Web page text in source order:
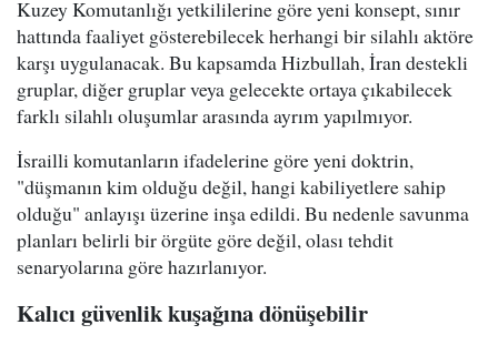
Kuzey Komutanlığı yetkililerine göre yeni konsept, sınır
hattında faaliyet gösterebilecek herhangi bir silahlı aktöre
karşı uygulanacak. Bu kapsamda Hizbullah, İran destekli
gruplar, diğer gruplar veya gelecekte ortaya çıkabilecek
farklı silahlı oluşumlar arasında ayrım yapılmıyor.
İsrailli komutanların ifadelerine göre yeni doktrin,
"düşmanın kim olduğu değil, hangi kabiliyetlere sahip
olduğu" anlayışı üzerine inşa edildi. Bu nedenle savunma
planları belirli bir örgüte göre değil, olası tehdit
senaryolarına göre hazırlanıyor.
Kalıcı güvenlik kuşağına dönüşebilir